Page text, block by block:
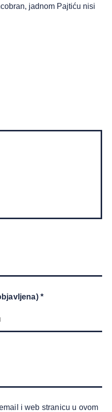
jadnom Pajtiću nisi
*
i web stranicu u ovom